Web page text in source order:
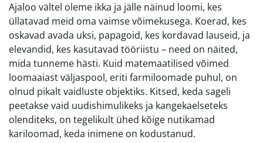
Ajaloo vältel oleme ikka ja jälle näinud loomi, kes
üllatavad meid oma vaimse võimekusega. Koerad, kes
oskavad avada uksi, papagoid, kes kordavad lauseid, ja
elevandid, kes kasutavad tööriistu – need on näited,
mida tunneme hästi. Kuid matemaatilised võimed
loomaaiast väljaspool, eriti farmiloomade puhul, on
olnud pikalt vaidluste objektiks. Kitsed, keda sageli
peetakse vaid uudishimulikeks ja kangekaelseteks
olenditeks, on tegelikult ühed kõige nutikamad
kariloomad, keda inimene on kodustanud.